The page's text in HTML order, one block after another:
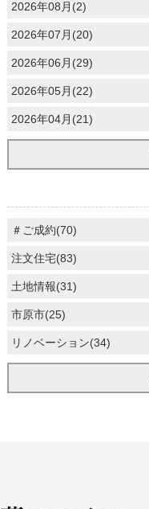
2026年08月(2)
2026年07月(20)
2026年06月(29)
2026年05月(22)
2026年04月(21)
＃ご成約(70)
注文住宅(83)
土地情報(31)
市原市(25)
リノベーション(34)